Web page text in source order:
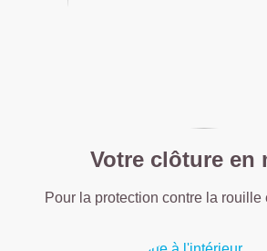
Votre clôture en
Pour la protection contre la rouille